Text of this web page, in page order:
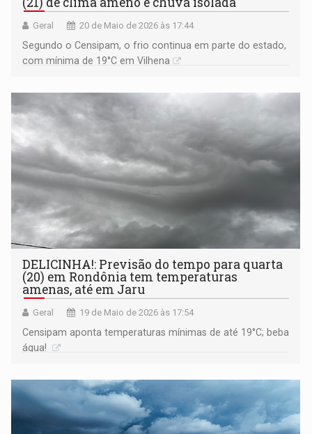
Geral 20 de Maio de 2026 às 17:44
Segundo o Censipam, o frio continua em parte do estado,
com mínima de 19°C em Vilhena
DELICINHA!: Previsão do tempo para quarta
(20) em Rondônia tem temperaturas
amenas, até em Jaru
Geral 19 de Maio de 2026 às 17:54
Censipam aponta temperaturas mínimas de até 19°C; beba
água!